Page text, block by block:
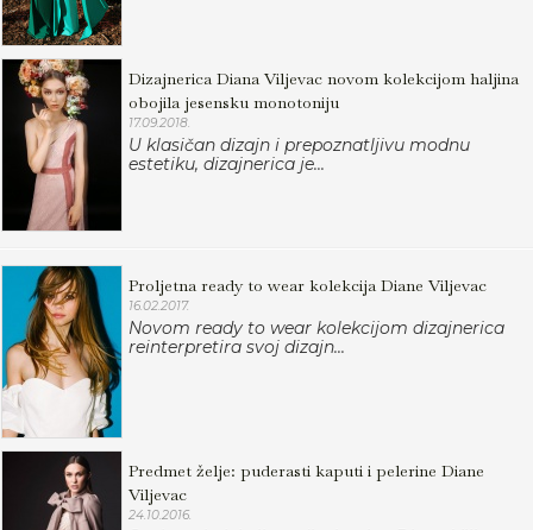
Dizajnerica Diana Viljevac novom kolekcijom haljina
obojila jesensku monotoniju
17.09.2018.
U klasičan dizajn i prepoznatljivu modnu
estetiku, dizajnerica je...
Proljetna ready to wear kolekcija Diane Viljevac
16.02.2017.
Novom ready to wear kolekcijom dizajnerica
reinterpretira svoj dizajn...
Predmet želje: puderasti kaputi i pelerine Diane
Viljevac
24.10.2016.